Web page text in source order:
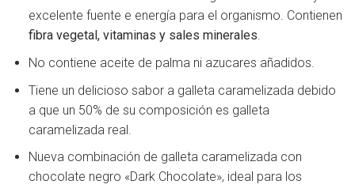
excelente fuente e energía para el organismo. Contienen
fibra vegetal, vitaminas y sales minerales.
No contiene aceite de palma ni azucares añadidos.
Tiene un delicioso sabor a galleta caramelizada debido
a que un 50% de su composición es galleta
caramelizada real.
Nueva combinación de galleta caramelizada con
chocolate negro «Dark Chocolate», ideal para los